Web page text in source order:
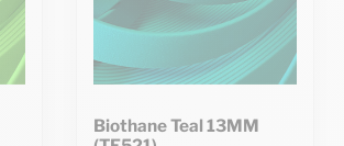
Biothane Teal 13MM